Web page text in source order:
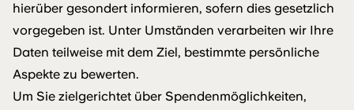
hierüber gesondert informieren, sofern dies gesetzlich
vorgegeben ist. Unter Umständen verarbeiten wir Ihre
Daten teilweise mit dem Ziel, bestimmte persönliche
Aspekte zu bewerten.
Um Sie zielgerichtet über Spendenmöglichkeiten,